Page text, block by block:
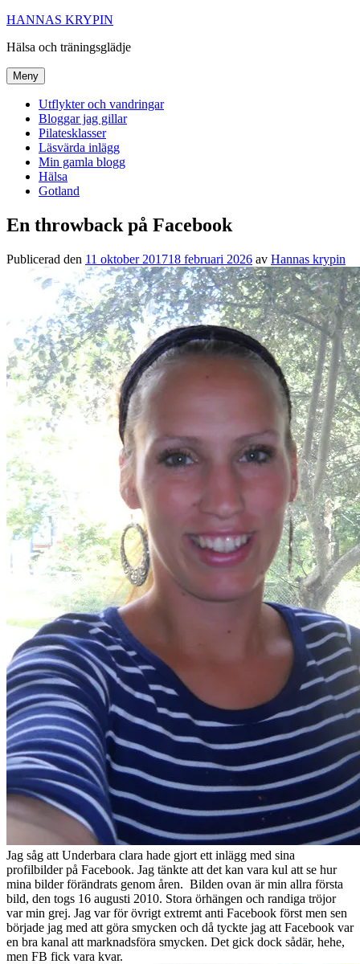
Hoppa
innehåll
HANNAS KRYPIN
Hälsa och träningsglädje
Meny
Utflykter och vandringar
Bloggar jag gillar
Pilatesklasser
Läsvärda inlägg
Min gamla blogg
Hälsa
Gotland
En throwback på Facebook
Publicerad den 11 oktober 201718 februari 2026 av Hannas krypin
Jag såg att Underbara clara hade gjort ett inlägg med sina
profilbilder på Facebook. Jag tänkte att det kan vara kul att se hur
mina bilder förändrats genom åren. Bilden ovan är min allra första
bild, den togs 16 augusti 2010. Stora örhängen och randiga tröjor
var min grej. Jag var för övrigt extremt anti Facebook först men sen
började jag med att göra smycken och då tyckte jag att Facebook var
en bra kanal att marknadsföra smycken. Det gick dock sådär, hehe,
men FB fick vara kvar.